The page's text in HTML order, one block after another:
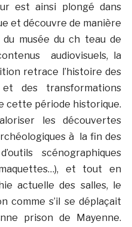
est ainsi plongé dans
et découvre de manière
musée du ch teau de
audiovisuels, la
retrace l’histoire des
et des transformations
cette période historique.
les découvertes
à la fin des
scénographiques
maquettes…), et tout en
actuelle des salles, le
comme s’il se déplaçait
prison de Mayenne.